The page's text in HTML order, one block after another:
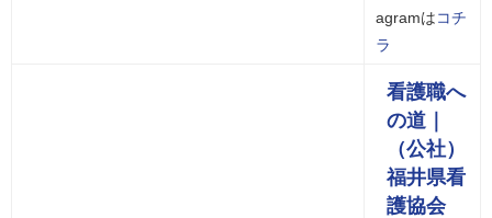
agramはコチ
ラ
看護職へ
の道｜
（公社）
福井県看
護協会